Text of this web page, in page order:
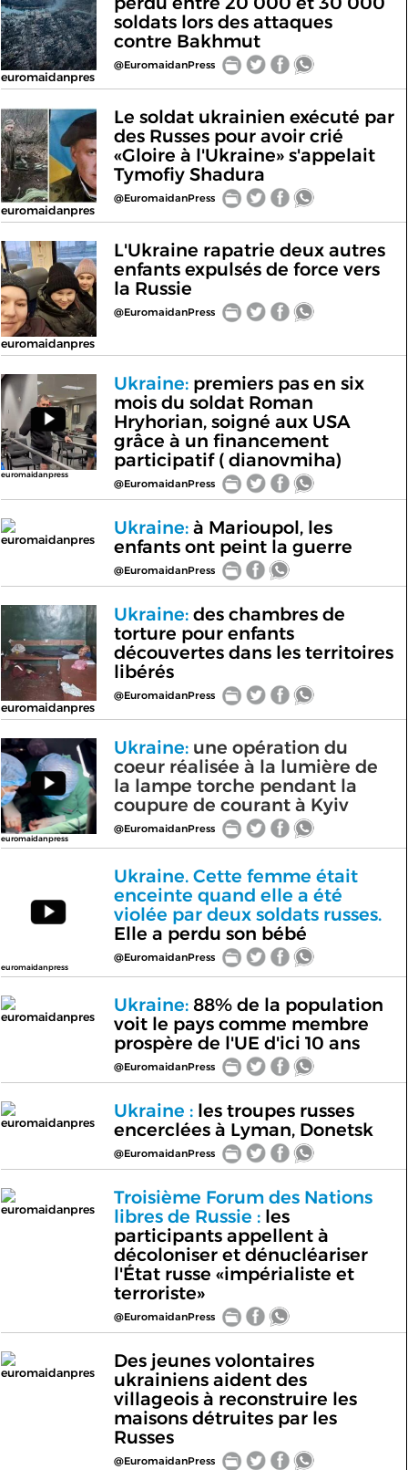
euromaidanpres
soldats lors des attaques
contre Bakhmut
@EuromaidanPress
euromaidanpres
Le soldat ukrainien exécuté par
des Russes pour avoir crié
«Gloire à l'Ukraine» s'appelait
Tymofiy Shadura
@EuromaidanPress
euromaidanpres
L'Ukraine rapatrie deux autres
enfants expulsés de force vers
la Russie
@EuromaidanPress
euromaidanpress
Ukraine:premiers pas en six
mois du soldat Roman
Hryhorian, soigné aux USA
grâce à un financement
participatif ( dianovmiha)
@EuromaidanPress
euromaidanpres
Ukraine:à Marioupol, les
enfants ont peint la guerre
@EuromaidanPress
euromaidanpres
Ukraine:des chambres de
torture pour enfants
découvertes dans les territoires
libérés
@EuromaidanPress
euromaidanpress
Ukraine:une opération du
coeur réalisée à la lumière de
la lampe torche pendant la
coupure de courant à Kyiv
@EuromaidanPress
euromaidanpress
Ukraine. Cette femme était
enceinte quand elle a été
violée par deux soldats russes.
Elle a perdu son bébé
@EuromaidanPress
euromaidanpres
Ukraine:88% de la population
voit le pays comme membre
prospère de l'UE d'ici 10 ans
@EuromaidanPress
euromaidanpres
Ukraine :les troupes russes
encerclées à Lyman, Donetsk
@EuromaidanPress
euromaidanpres
Troisième Forum des Nations
libres de Russie :les
participants appellent à
décoloniser et dénucléariser
l'État russe «impérialiste et
terroriste»
@EuromaidanPress
euromaidanpres
Des jeunes volontaires
ukrainiens aident des
villageois à reconstruire les
maisons détruites par les
Russes
@EuromaidanPress